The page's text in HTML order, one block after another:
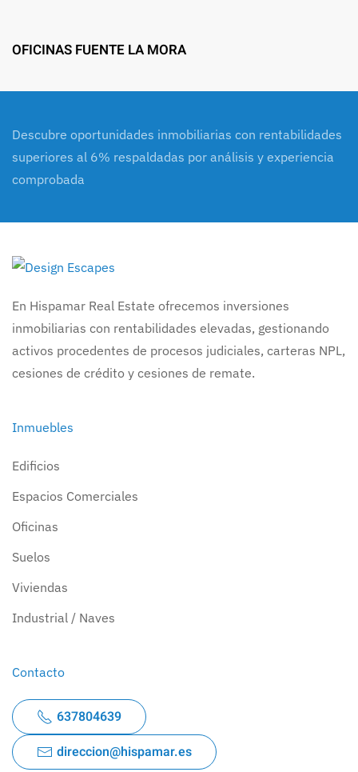
OFICINAS FUENTE LA MORA
Descubre oportunidades inmobiliarias con rentabilidades
superiores al 6% respaldadas por análisis y experiencia
comprobada
En Hispamar Real Estate ofrecemos inversiones
inmobiliarias con rentabilidades elevadas, gestionando
activos procedentes de procesos judiciales, carteras NPL,
cesiones de crédito y cesiones de remate.
Inmuebles
Edificios
Espacios Comerciales
Oficinas
Suelos
Viviendas
Industrial / Naves
Contacto
637804639
direccion@hispamar.es